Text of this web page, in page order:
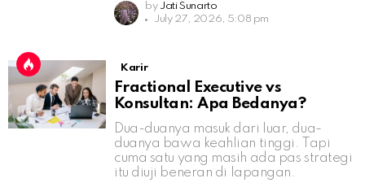
by Jati Sunarto
July 27, 2026, 5:08 pm
Karir
Fractional Executive vs
Konsultan: Apa Bedanya?
Dua-duanya masuk dari luar, dua-
duanya bawa keahlian tinggi. Tapi
cuma satu yang masih ada pas strategi
itu diuji beneran di lapangan.